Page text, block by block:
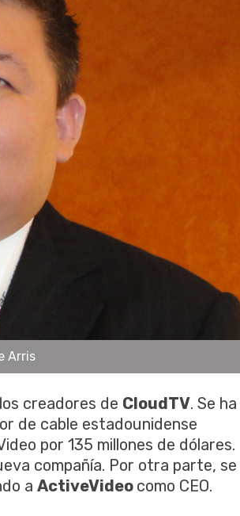
Arris
creadores de CloudTV. Se ha
de cable estadounidense
por 135 millones de dólares.
compañía. Por otra parte, se
a ActiveVideo como CEO.